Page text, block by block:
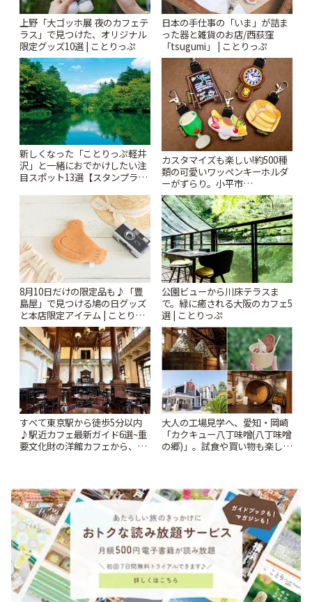
上野「大ゴッホ展 夜のカフェテ
ラス」で見つけた、オリジナル
限定グッズ10選 | ことりっぷ
日本の手仕事の「いま」が詰ま
った器と雑貨のお店/西荻窪
「tsugumi」 | ことりっぷ
新しくなった「ことりっぷ軽井
沢」と一緒におでかけしたい注
目スポット13選【スタンプラリ
カスタマイズも楽しい!約500種
類の可愛いワッペンキーホルダ
ーがずらり。小平市
「Kimamaya T&K」 | ことりっ
ぷ
8月10日だけの限定品も♪「豊
島屋」で見つける鳩の日グッズ
と本店限定アイテム | ことりっ
ぷ
公園ビューから川床テラスま
で。緑に癒される大阪のカフェ5
選 | ことりっぷ
すべて東京駅から徒歩5分以内
♪駅近カフェ最新ガイド6選~重
要文化財の洋館カフェから、改
大人の工場見学へ、愛知・岡崎
「カクキュー八丁味噌(八丁味噌
の郷)」。試食や買い物も楽しみ